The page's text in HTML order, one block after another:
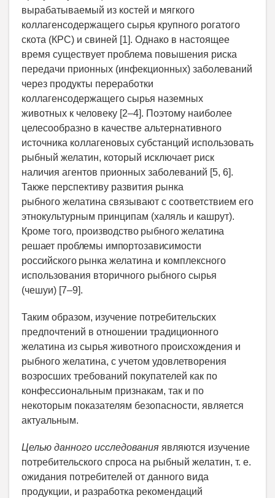
вырабатываемый из костей и мягкого
коллагенсодержащего сырья крупного рогатого
скота (КРС) и свиней [1]. Однако в настоящее
время существует проблема повышения риска
передачи прионных (инфекционных) заболеваний
через продукты переработки
коллагенсодержащего сырья наземных
животных к человеку [2–4]. Поэтому наиболее
целесообразно в качестве альтернативного
источника коллагеновых субстанций использовать
рыбный желатин, который исключает риск
наличия агентов прионных заболеваний [5, 6].
Также перспективу развития рынка
рыбного желатина связывают с соответствием его
этнокультурным принципам (халяль и кашрут).
Кроме того, производство рыбного желатина
решает проблемы импортозависимости
российского рынка желатина и комплексного
использования вторичного рыбного сырья
(чешуи) [7–9].
Таким образом, изучение потребительских
предпочтений в отношении традиционного
желатина из сырья животного происхождения и
рыбного желатина, с учетом удовлетворения
возросших требований покупателей как по
конфессиональным признакам, так и по
некоторым показателям безопасности, является
актуальным.
Целью данного исследования являются изучение
потребительского спроса на рыбный желатин, т. е.
ожидания потребителей от данного вида
продукции, и разработка рекомендаций